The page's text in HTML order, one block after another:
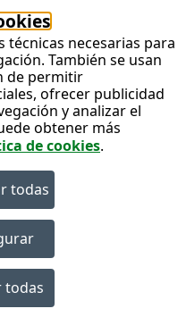
técnicas necesarias para
También se usan
de permitir
ofrecer publicidad
y analizar el
obtener más
de cookies.